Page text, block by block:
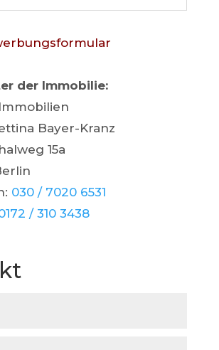
der Immobilie:
Bayer-Kranz
15a
030 / 7020 6531
/ 310 3438